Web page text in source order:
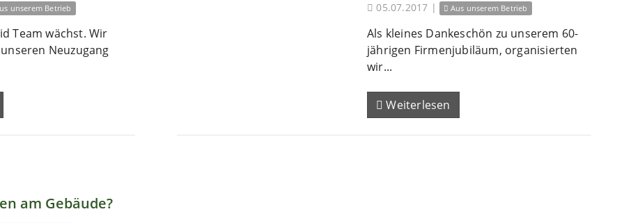
unserem Betrieb
Team wächst. Wir
Neuzugang
05.07.2017 | Aus unserem Betrieb
Als kleines Dankeschön zu unserem 60-
jährigen Firmenjubiläum, organisierten
wir...
Weiterlesen
am Gebäude?